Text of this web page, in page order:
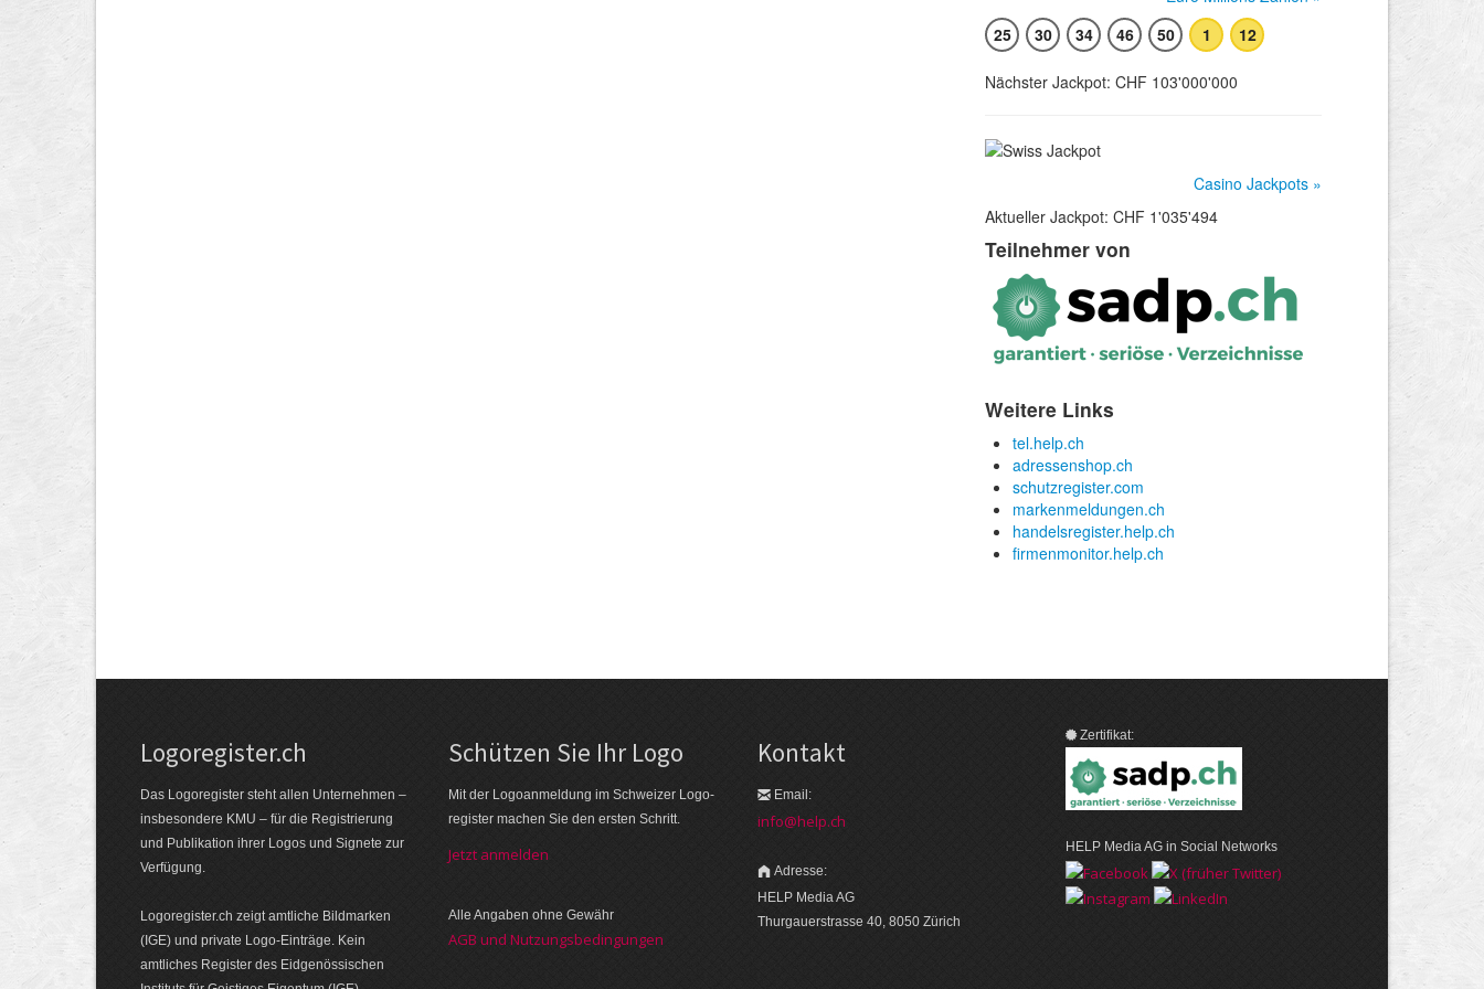
Logoregister.ch
Das Logoregister steht allen Unternehmen –
insbesondere KMU – für die Registrierung
und Publikation ihrer Logos und Signete zur
Verfügung.
Logoregister.ch zeigt amtliche Bildmarken
(IGE) und private Logo-Einträge. Kein
amtliches Register des Eidgenössischen
Schützen Sie Ihr Logo
Mit der Logo­an­meldung im Schweizer Logo­
register machen Sie den ersten Schritt.
Jetzt anmelden
Alle Angaben ohne Gewähr
AGB und Nutzungsbedingungen
Kontakt
Email:
info@help.ch
Adresse:
HELP Media AG
Thurgauerstrasse 40, 8050 Zürich
Zertifikat:
HELP Media AG in Social Networks